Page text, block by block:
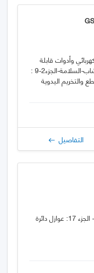
وأدوات قابلة
للنقل وآلات الحدائق والاعشاب-السلامة-الجزء2-9 :
والتخريم اليدوية
التفاصيل
أنظمة كشف وإنذار الحريق - الجزء 17: عوازل دائرة